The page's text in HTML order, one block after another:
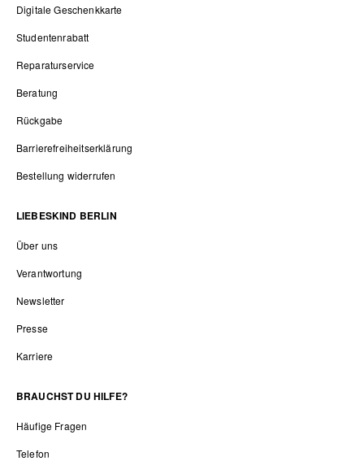
Digitale Geschenkkarte
Studentenrabatt
Reparaturservice
Beratung
Rückgabe
Barrierefreiheitserklärung
Bestellung widerrufen
LIEBESKIND BERLIN
Über uns
Verantwortung
Newsletter
Presse
Karriere
BRAUCHST DU HILFE?
Häufige Fragen
Telefon